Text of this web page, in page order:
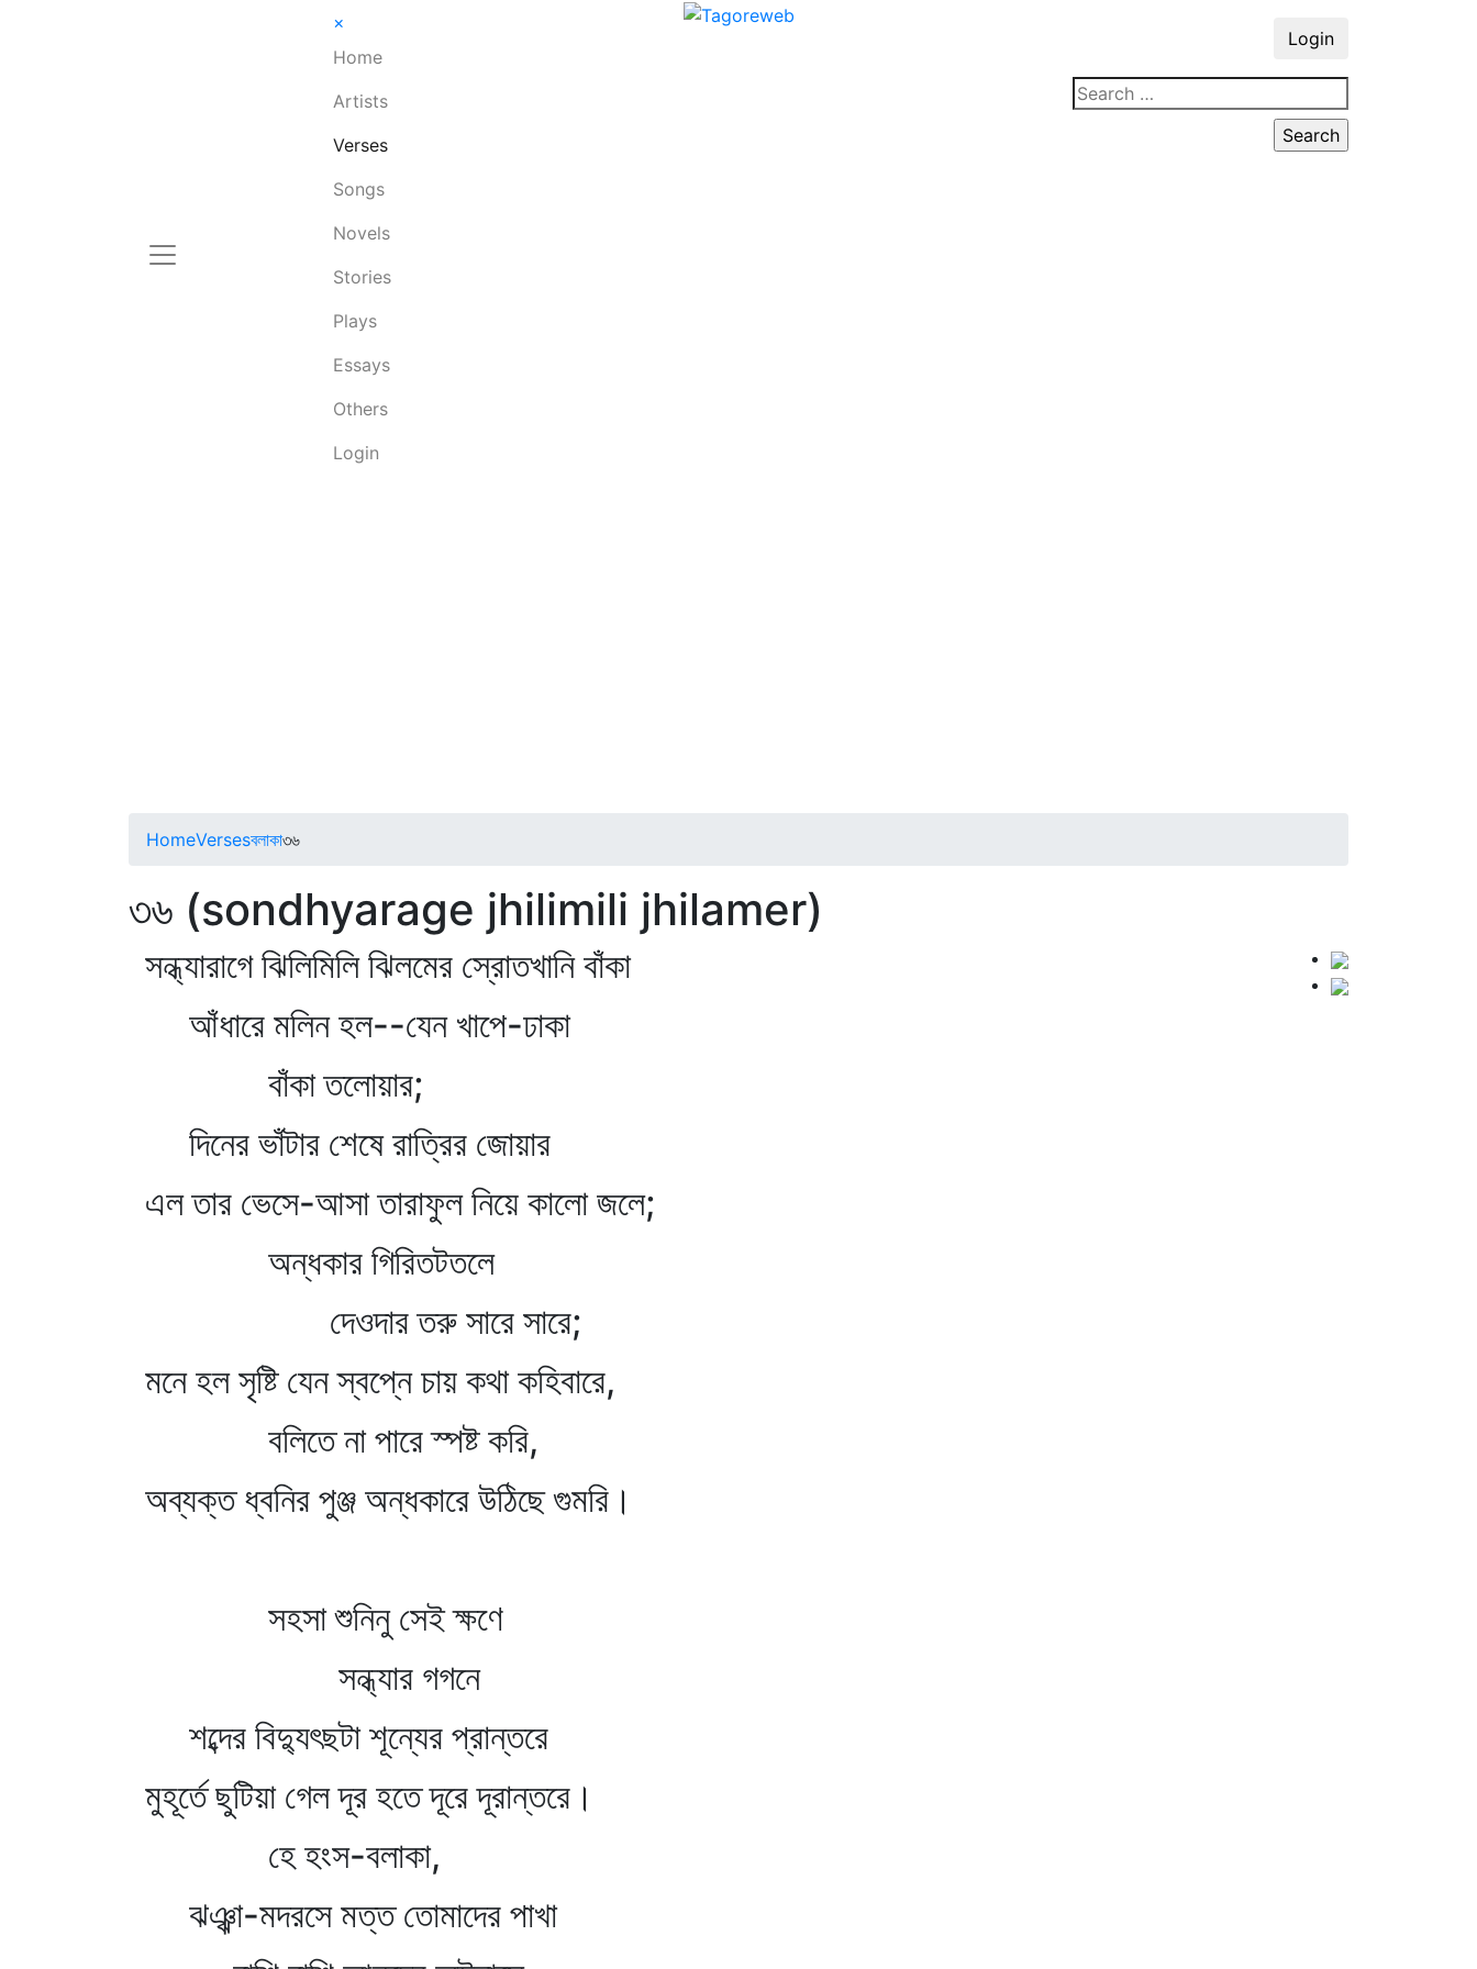
×
Home
Artists
Verses
Songs
Novels
Stories
Plays
Essays
Others
Login
Login
HomeVersesবলাকা৩৬
৩৬ (sondhyarage jhilimili jhilamer)
সন্ধ্যারাগে ঝিলিমিলি ঝিলমের স্রোতখানি বাঁকা
আঁধারে মলিন হল--যেন খাপে-ঢাকা
বাঁকা তলোয়ার;
দিনের ভাঁটার শেষে রাত্রির জোয়ার
এল তার ভেসে-আসা তারাফুল নিয়ে কালো জলে;
অন্ধকার গিরিতটতলে
দেওদার তরু সারে সারে;
মনে হল সৃষ্টি যেন স্বপ্নে চায় কথা কহিবারে,
বলিতে না পারে স্পষ্ট করি,
অব্যক্ত ধ্বনির পুঞ্জ অন্ধকারে উঠিছে গুমরি।
সহসা শুনিনু সেই ক্ষণে
সন্ধ্যার গগনে
শব্দের বিদ্যুৎছটা শূন্যের প্রান্তরে
মুহূর্তে ছুটিয়া গেল দূর হতে দূরে দূরান্তরে।
হে হংস-বলাকা,
ঝঞ্ঝা-মদরসে মত্ত তোমাদের পাখা